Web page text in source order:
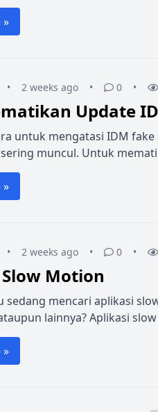
»
• 2 weeks ago • 0 •
Update
untuk mengatasi IDM
muncul. Untuk
»
• 2 weeks ago • 0 •
Motion
sedang mencari aplikasi
lainnya? Aplikasi
»